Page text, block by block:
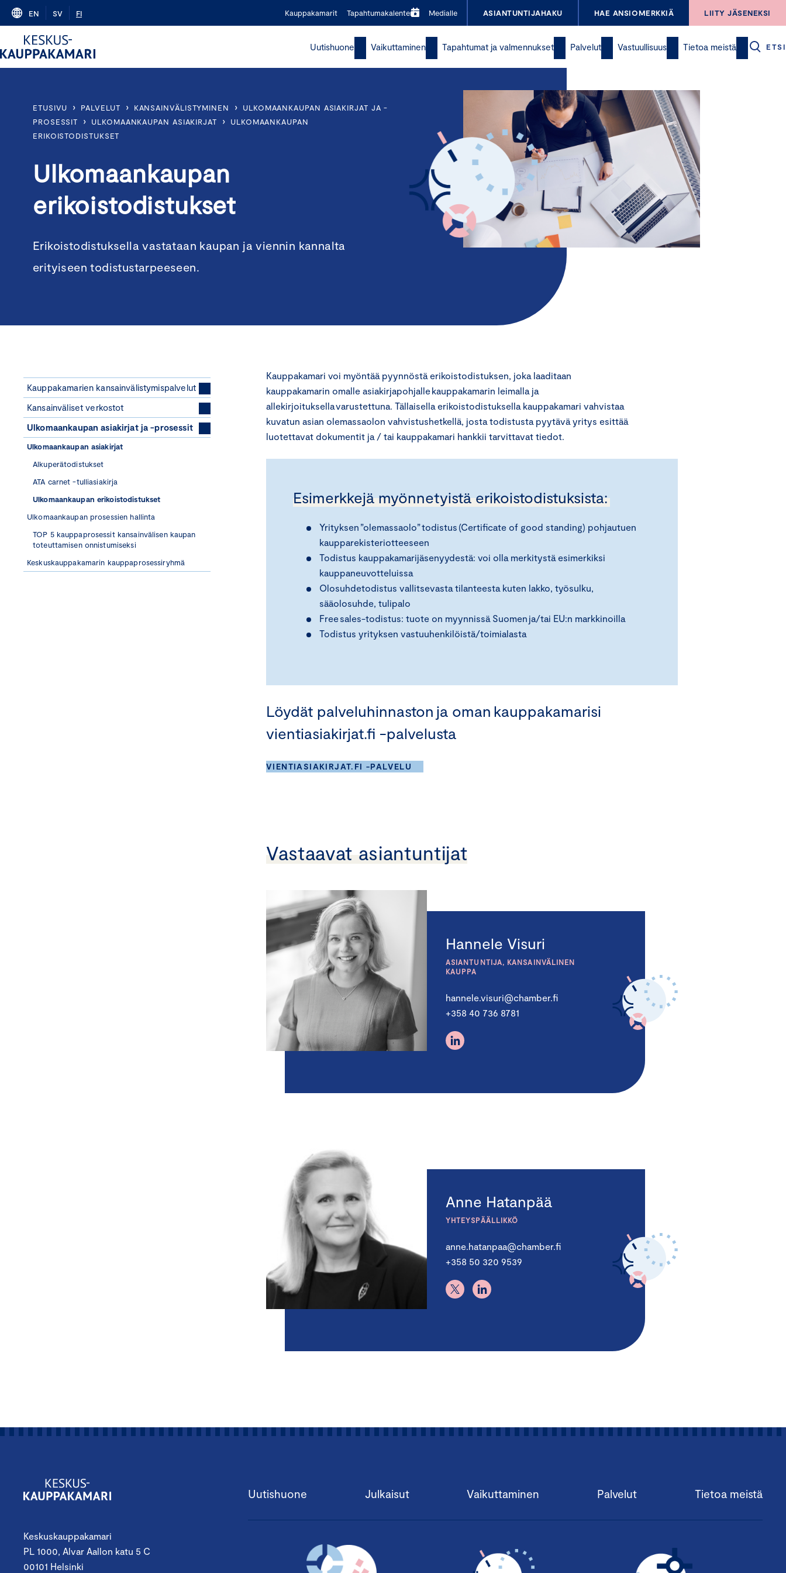
Skip
content
EN SV FI Kauppakamarit Tapahtumakalenteri Medialle ASIANTUNTIJAHAKU HAE ANSIOMERKKIÄ LIITY JÄSENEKSI
Uutishuone Vaikuttaminen Tapahtumat ja valmennukset Palvelut Vastuullisuus Tietoa meistä ETSI
ETUSIVU › PALVELUT › KANSAINVÄLISTYMINEN ›
ULKOMAANKAUPAN ASIAKIRJAT JA -
PROSESSIT
› ULKOMAANKAUPAN ASIAKIRJAT ›
ULKOMAANKAUPAN
ERIKOISTODISTUKSET
Ulkomaankaupan
erikoistodistukset
Erikoistodistuksella vastataan kaupan ja viennin kannalta
erityiseen todistustarpeeseen.
Kauppakamarien kansainvälistymispalvelut
Kansainväliset verkostot
Ulkomaankaupan asiakirjat ja -prosessit
Ulkomaankaupan asiakirjat
Alkuperätodistukset
ATA carnet -tulliasiakirja
Ulkomaankaupan erikoistodistukset
Ulkomaankaupan prosessien hallinta
TOP 5 kauppaprosessit kansainvälisen kaupan
toteuttamisen onnistumiseksi
Keskuskauppakamarin kauppaprosessiryhmä
Kauppakamari voi myöntää pyynnöstä erikoistodistuksen, joka laaditaan
kauppakamarin omalle asiakirjapohjalle kauppakamarin leimalla ja
allekirjoituksella varustettuna. Tällaisella erikoistodistuksella kauppakamari vahvistaa
kuvatun asian olemassaolon vahvistushetkellä, josta todistusta pyytävä yritys esittää
luotettavat dokumentit ja / tai kauppakamari hankkii tarvittavat tiedot.
Esimerkkejä myönnetyistä erikoistodistuksista:
Yrityksen ”olemassaolo” todistus (Certificate of good standing) pohjautuen
kaupparekisteriotteeseen
Todistus kauppakamarijäsenyydestä: voi olla merkitystä esimerkiksi
kauppaneuvotteluissa
Olosuhdetodistus vallitsevasta tilanteesta kuten lakko, työsulku,
sääolosuhde, tulipalo
Free sales-todistus: tuote on myynnissä Suomen ja/tai EU:n markkinoilla
Todistus yrityksen vastuuhenkilöistä/toimialasta
Löydät palveluhinnaston ja oman kauppakamarisi
vientiasiakirjat.fi -palvelusta
VIENTIASIAKIRJAT.FI -PALVELU
Vastaavat asiantuntijat
Hannele Visuri
ASIANTUNTIJA, KANSAINVÄLINEN
KAUPPA
hannele.visuri@chamber.fi
+358 40 736 8781
Anne Hatanpää
YHTEYSPÄÄLLIKKÖ
anne.hatanpaa@chamber.fi
+358 50 320 9539
Keskuskauppakamari
PL 1000, Alvar Aallon katu 5 C
00101 Helsinki
Uutishuone Julkaisut Vaikuttaminen Palvelut Tietoa meistä